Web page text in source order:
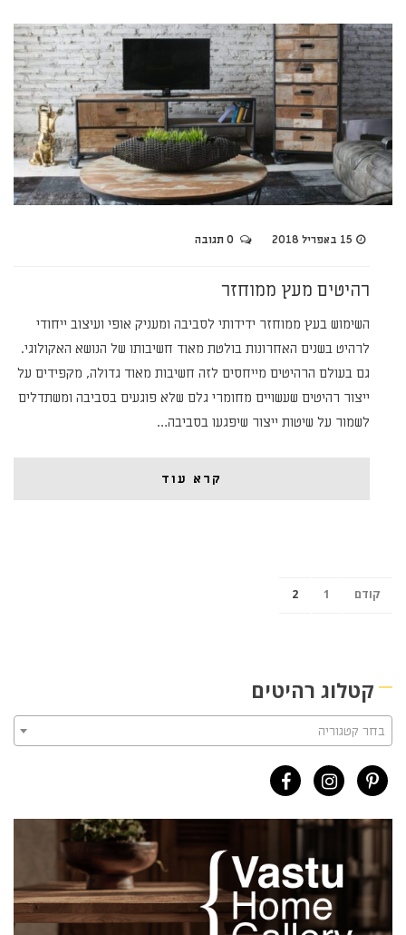
15 באפריל 2018
רהיטים מעץ ממוחזר
השימוש בעץ ממוחזר ידידותי לסביבה ומעניק אופי ועיצוב ייחודי
לרהיט בשנים האחרונות בולטת מאוד חשיבותו של הנושא האקולוגי.
גם בעולם הרהיטים מייחסים לזה חשיבות מאוד גדולה, מקפידים על
ייצור רהיטים שעשויים מחומרי גלם שלא פוגעים בסביבה ומשתדלים
לשמור על שיטות ייצור שיפגעו בסביבה…
קרא עוד
קודם 1
2
קטלוג רהיטים
בחר קטגוריה